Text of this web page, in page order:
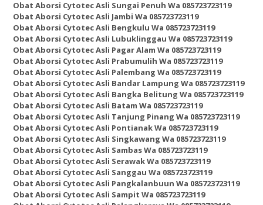
Obat Aborsi Cytotec Asli Sungai Penuh Wa 085723723119
Obat Aborsi Cytotec Asli Jambi Wa 085723723119
Obat Aborsi Cytotec Asli Bengkulu Wa 085723723119
Obat Aborsi Cytotec Asli Lubuklinggau Wa 085723723119
Obat Aborsi Cytotec Asli Pagar Alam Wa 085723723119
Obat Aborsi Cytotec Asli Prabumulih Wa 085723723119
Obat Aborsi Cytotec Asli Palembang Wa 085723723119
Obat Aborsi Cytotec Asli Bandar Lampung Wa 085723723119
Obat Aborsi Cytotec Asli Bangka Belitung Wa 085723723119
Obat Aborsi Cytotec Asli Batam Wa 085723723119
Obat Aborsi Cytotec Asli Tanjung Pinang Wa 085723723119
Obat Aborsi Cytotec Asli Pontianak Wa 085723723119
Obat Aborsi Cytotec Asli Singkawang Wa 085723723119
Obat Aborsi Cytotec Asli Sambas Wa 085723723119
Obat Aborsi Cytotec Asli Serawak Wa 085723723119
Obat Aborsi Cytotec Asli Sanggau Wa 085723723119
Obat Aborsi Cytotec Asli Pangkalanbuun Wa 085723723119
Obat Aborsi Cytotec Asli Sampit Wa 085723723119